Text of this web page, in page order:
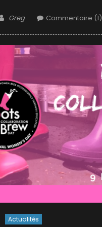
Author
Greg Commentaire (1)
Actualités